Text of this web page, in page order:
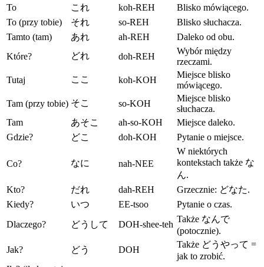
To
これ koh-REH
Blisko mówiącego.
To (przy tobie)
それ so-REH
Blisko słuchacza.
Tamto (tam)
あれ ah-REH
Daleko od obu.
Które?
どれ doh-REH
Wybór między
rzeczami.
Tutaj
ここ koh-KOH
Miejsce blisko
mówiącego.
Tam (przy tobie) そこ so-KOH
Miejsce blisko
słuchacza.
Tam
あそこ ah-so-KOH
Miejsce daleko.
Gdzie?
どこ doh-KOH Pytanie o miejsce.
Co? なに nah-NEE
W niektórych
kontekstach także な
ん.
Kto?
だれ dah-REH
Grzecznie: どなた.
Kiedy?
いつ EE-tsoo
Pytanie o czas.
Dlaczego?
どうして DOH-shee-teh
Także なんで
(potocznie).
Jak?
どう DOH
Także どうやって =
jak to zrobić.